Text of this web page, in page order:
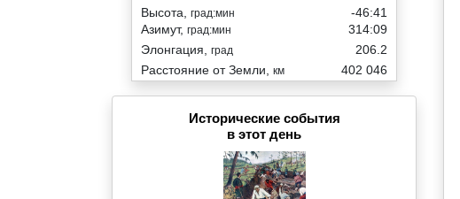
Высота, град:мин
Азимут, град:мин
-46:41
314:09
Элонгация, град
206.2
Расстояние от Земли, км 402 046
Исторические события
в этот день